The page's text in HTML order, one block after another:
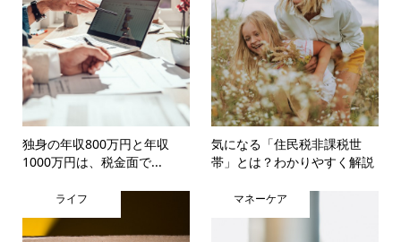
独身の年収800万円と年収
1000万円は、税金面で...
気になる「住民税非課税世
帯」とは？わかりやすく解説
ライフ マネーケア